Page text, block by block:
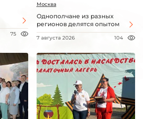
75
Москва
Однополчане из разных
регионов делятся опытом
7 августа 2026 104